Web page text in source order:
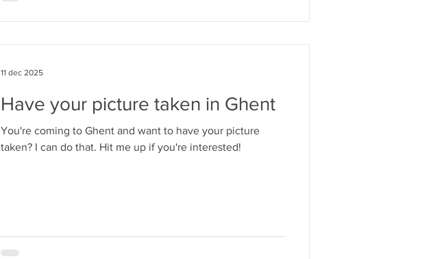
Have your picture taken in Ghent
You're coming to Ghent and want to have your picture
taken? I can do that. Hit me up if you're interested!
11 dec 2025